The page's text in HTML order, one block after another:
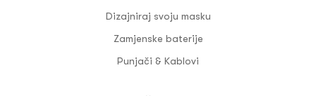
Dizajniraj svoju masku
Zamjenske baterije
Punjači & Kablovi